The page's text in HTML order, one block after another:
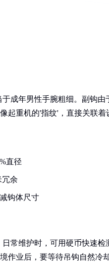
成年男性手腕粗细。副钩由
起重机的'指纹'，直接关联着
直径
冗余
钩体尺寸
常维护时，可用硬币快速检
作业后，要等待吊钩自然冷